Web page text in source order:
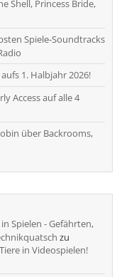
Shell, Princess Bride,
Spiele-Soundtracks
1. Halbjahr 2026!
Access auf alle 4
über Backrooms,
Spielen - Gefährten,
zu
in Videospielen!